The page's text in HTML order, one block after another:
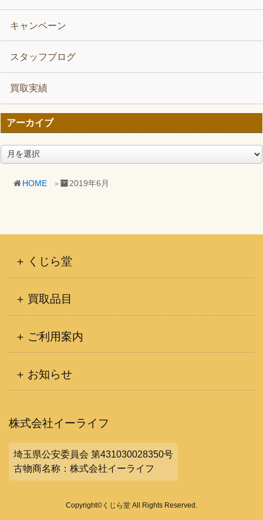
HOME 2019年6月
キャンペーン
スタッフブログ
買取実績
アーカイブ
ア
ー
くじら堂
買取品目
ご利用案内
お知らせ
株式会社イーライフ
埼玉県公安委員会 第431030028350号
古物商名称：株式会社イーライフ
Copyright©くじら堂 All Rights Reserved.